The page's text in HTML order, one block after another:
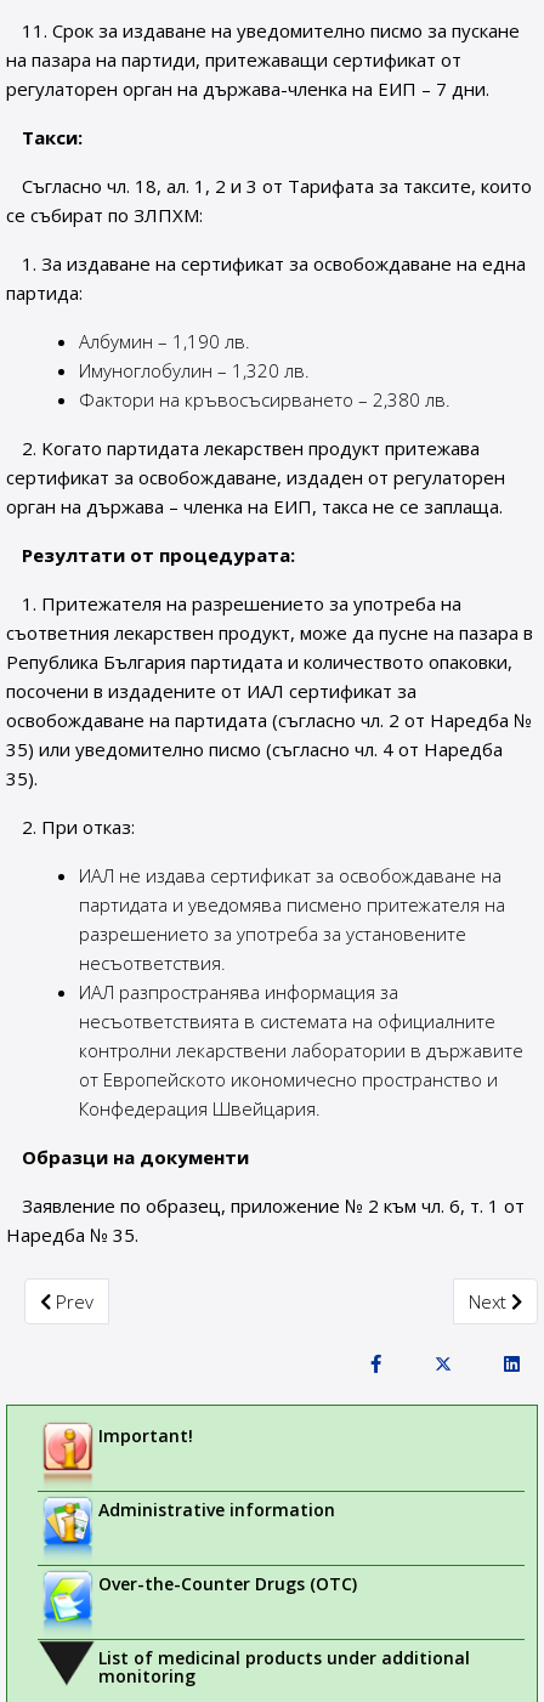
11. Срок за издаване на уведомително писмо за пускане
на пазара на партиди, притежаващи сертификат от
регулаторен орган на държава-членка на ЕИП – 7 дни.
Такси:
Съгласно чл. 18, ал. 1, 2 и 3 от Тарифата за таксите, които
се събират по ЗЛПХМ:
1. За издаване на сертификат за освобождаване на една
партида:
Албумин – 1,190 лв.
Имуноглобулин – 1,320 лв.
Фактори на кръвосъсирването – 2,380 лв.
2. Kогато партидата лекарствен продукт притежава
сертификат за освобождаване, издаден от регулаторен
орган на държава – членка на ЕИП, такса не се заплаща.
Резултати от процедурата:
1. Притежателя на разрешението за употреба на
съответния лекарствен продукт, може да пусне на пазара в
Република България партидата и количеството опаковки,
посочени в издадените от ИАЛ сертификат за
освобождаване на партидата (съгласно чл. 2 от Наредба №
35) или уведомително писмо (съгласно чл. 4 от Наредба
35).
2. При отказ:
ИАЛ не издава сертификат за освобождаване на
партидата и уведомява писмено притежателя на
разрешението за употреба за установените
несъответствия.
ИАЛ разпространява информация за
несъответствията в системата на официалните
контролни лекарствени лаборатории в държавите
от Европейското икономичесно пространство и
Конфедерация Швейцария.
Образци на документи
Заявление по образец, приложение № 2 към чл. 6, т. 1 от
Наредба № 35.
Previous article: Issue of Certificate for the origin of the
Prev Next
Next
Important!
Administrative information
Over-the-Counter Drugs (OTC)
List of medicinal products under additional
monitoring